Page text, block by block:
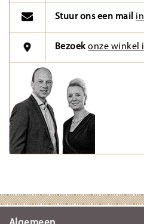
Stuur ons een mail
Bezoekonze winkel